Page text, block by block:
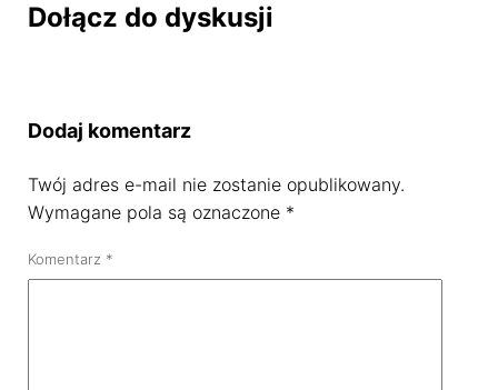
Dołącz do dyskusji
Dodaj komentarz
Twój adres e-mail nie zostanie opublikowany.
Wymagane pola są oznaczone *
Komentarz *